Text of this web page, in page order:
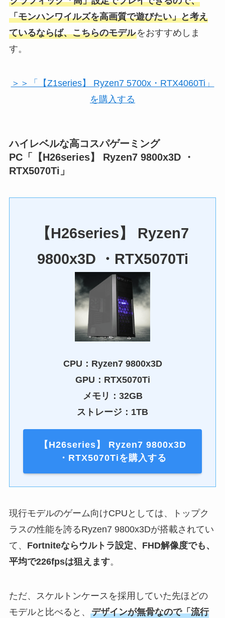
「モンハンワイルズを高画質で遊びたい」と考え
ているならば、こちらのモデルをおすすめしま
す。
＞＞「【Z1series】 Ryzen7 5700x・RTX4060Ti」
を購入する
ハイレベルな高コスパゲーミング
PC「【H26series】 Ryzen7 9800x3D ・
RTX5070Ti」
【H26series】 Ryzen7
9800x3D ・RTX5070Ti
CPU：Ryzen7 9800x3D
GPU：RTX5070Ti
メモリ：32GB
ストレージ：1TB
【H26series】 Ryzen7 9800x3D
・RTX5070Tiを購入する
現行モデルのゲーム向けCPUとしては、トップク
ラスの性能を誇るRyzen7 9800x3Dが搭載されてい
て、 Fortniteならウルトラ設定、FHD解像度でも、
平均で226fpsは狙えます。
ただ、スケルトンケースを採用していた先ほどの
モデルと比べると、 デザインが無骨なので「流行